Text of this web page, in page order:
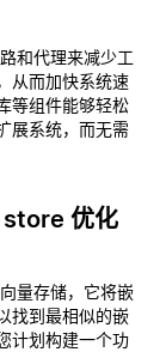
和代理来减少工
从而加快系统速
等组件能够轻松
展系统，而无需
优化
量存储，它将嵌
找到最相似的嵌
计划构建一个功